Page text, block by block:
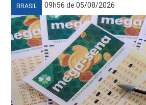
BRASIL 09h56 de 05/08/2026